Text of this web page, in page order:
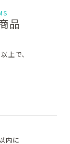
品
上で、
内に